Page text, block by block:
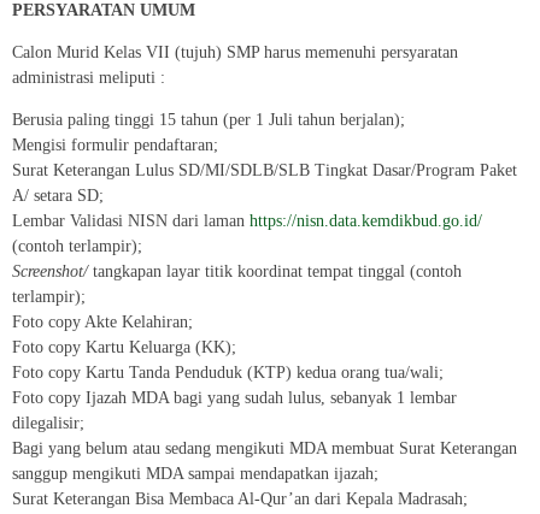
PERSYARATAN UMUM
Calon Murid Kelas VII (tujuh) SMP harus memenuhi persyaratan
administrasi meliputi :
Berusia paling tinggi 15 tahun (per 1 Juli tahun berjalan);
Mengisi formulir pendaftaran;
Surat Keterangan Lulus SD/MI/SDLB/SLB Tingkat Dasar/Program Paket
A/ setara SD;
Lembar Validasi NISN dari laman https://nisn.data.kemdikbud.go.id/
(contoh terlampir);
Screenshot/ tangkapan layar titik koordinat tempat tinggal (contoh
terlampir);
Foto copy Akte Kelahiran;
Foto copy Kartu Keluarga (KK);
Foto copy Kartu Tanda Penduduk (KTP) kedua orang tua/wali;
Foto copy Ijazah MDA bagi yang sudah lulus, sebanyak 1 lembar
dilegalisir;
Bagi yang belum atau sedang mengikuti MDA membuat Surat Keterangan
sanggup mengikuti MDA sampai mendapatkan ijazah;
Surat Keterangan Bisa Membaca Al-Qur’an dari Kepala Madrasah;